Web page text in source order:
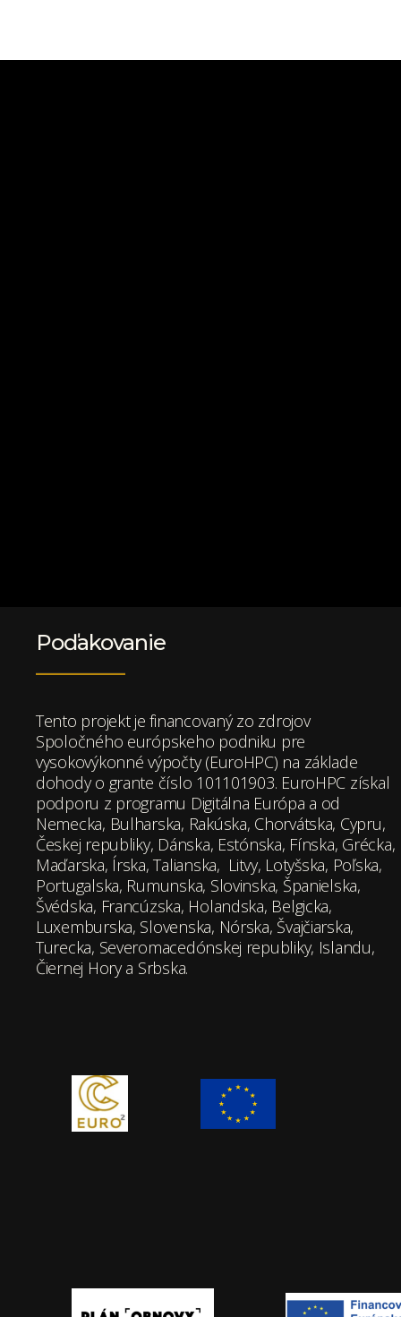
Poďakovanie
Tento projekt je financovaný zo zdrojov
Spoločného európskeho podniku pre
vysokovýkonné výpočty (EuroHPC) na základe
dohody o grante číslo 101101903. EuroHPC získal
podporu z programu Digitálna Európa a od
Nemecka, Bulharska, Rakúska, Chorvátska, Cypru,
Českej republiky, Dánska, Estónska, Fínska, Grécka,
Maďarska, Írska, Talianska, Litvy, Lotyšska, Poľska,
Portugalska, Rumunska, Slovinska, Španielska,
Švédska, Francúzska, Holandska, Belgicka,
Luxemburska, Slovenska, Nórska, Švajčiarska,
Turecka, Severomacedónskej republiky, Islandu,
Čiernej Hory a Srbska.